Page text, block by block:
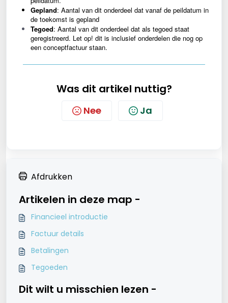
Gepland: Aantal van dit onderdeel dat vanaf de peildatum in
de toekomst is gepland
Tegoed: Aantal van dit onderdeel dat als tegoed staat
geregistreerd. Let op! dit is inclusief onderdelen die nog op
een conceptfactuur staan.
Was dit artikel nuttig?
Nee Ja
Afdrukken
Artikelen in deze map -
Financieel introductie
Factuur details
Betalingen
Tegoeden
Dit wilt u misschien lezen -